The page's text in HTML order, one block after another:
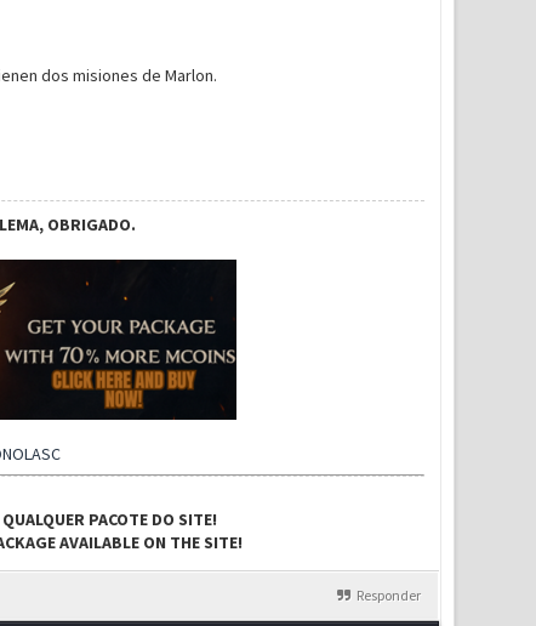
dos misiones de Marlon.
OBRIGADO.
PACOTE DO SITE!
AVAILABLE ON THE SITE!
Responder